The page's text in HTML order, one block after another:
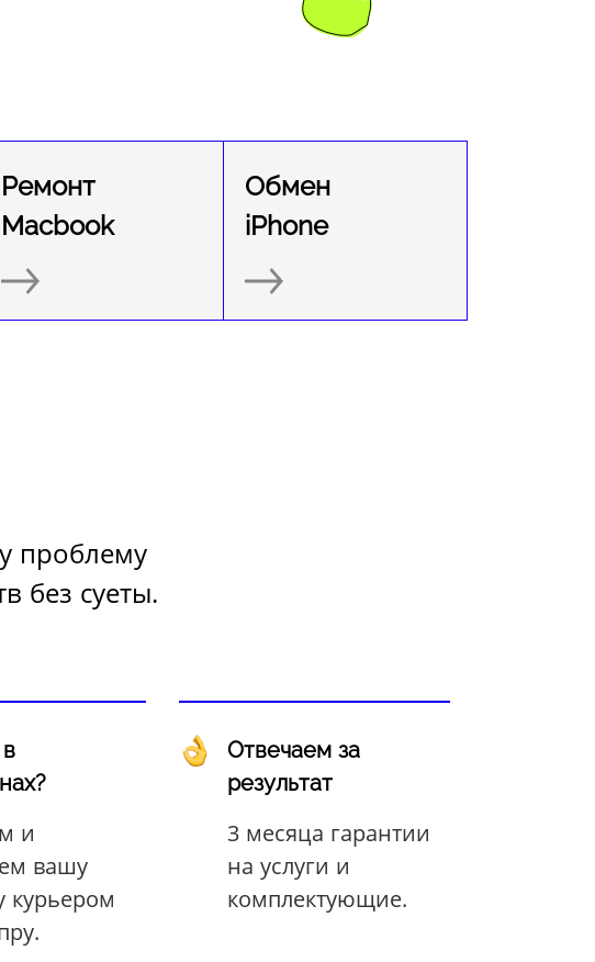
Ремонт
Macbook
Обмен
iPhone
проблему
без суеты.
и
вашу
курьером
Отвечаем за
результат
3 месяца гарантии
на услуги и
комплектующие.